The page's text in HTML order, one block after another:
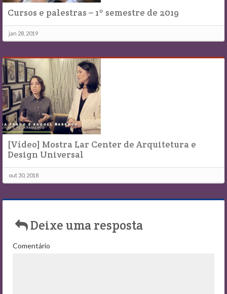
Cursos e palestras – 1º semestre de 2019
jan 28, 2019
[Vídeo] Mostra Lar Center de Arquitetura e
Design Universal
out 30, 2018
Deixe uma resposta
Comentário